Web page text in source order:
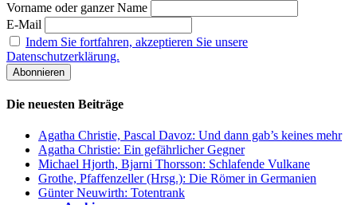
Vorname oder ganzer Name
E-Mail
Indem Sie fortfahren, akzeptieren Sie unsere
Datenschutzerklärung.
Die neuesten Beiträge
Agatha Christie, Pascal Davoz: Und dann gab’s keines mehr
Agatha Christie: Ein gefährlicher Gegner
Michael Hjorth, Bjarni Thorsson: Schlafende Vulkane
Grothe, Pfaffenzeller (Hrsg.): Die Römer in Germanien
Günter Neuwirth: Totentrank